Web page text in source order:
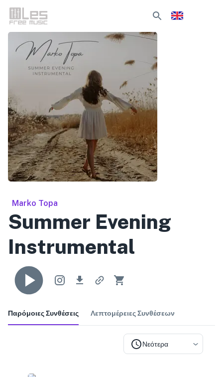
Marko Topa
Summer Evening
Instrumental
Παρόμοιες Συνθέσεις Λεπτομέρειες Συνθέσεων
Νεότερα